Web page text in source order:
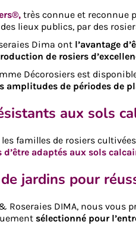
très connue et reconnue
lieux publics, par des
Dima ont l’avantage
de rosiers
Décorosiers est
amplitudes de périodes de
aux sols
familles de rosiers
d’être adaptés aux sols
jardins pour
Roseraies DIMA, nous vous
sélectionné pour